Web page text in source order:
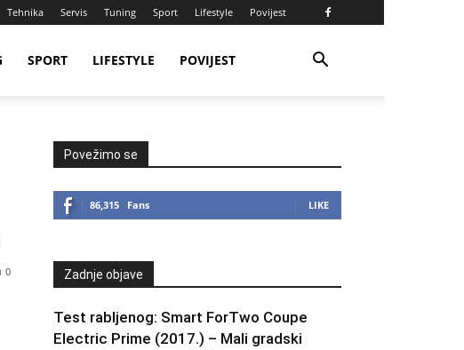
Tehnika Servis Tuning Sport Lifestyle Povijest
SPORT LIFESTYLE POVIJEST
0
Povežimo se
86,315 Fans LIKE
Zadnje objave
Test rabljenog: Smart ForTwo Coupe
Electric Prime (2017.) – Mali gradski